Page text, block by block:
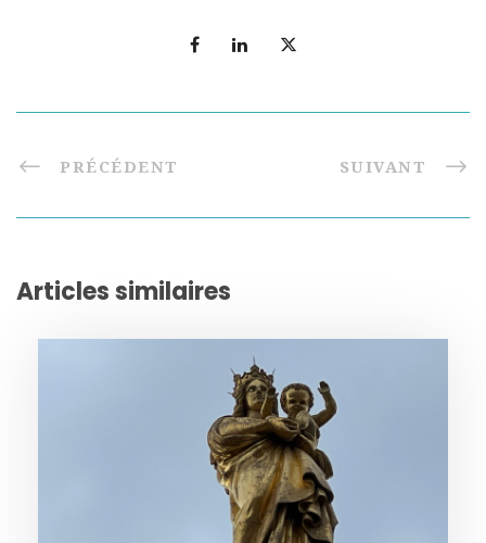
PRÉCÉDENT SUIVANT
Articles similaires